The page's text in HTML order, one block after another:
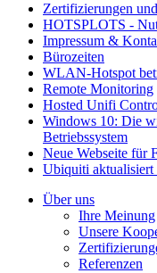
Zertifizierungen
HOTSPLOTS -
Impressum &
Bürozeiten
WLAN-Hotspot
Remote Monitoring
Hosted Unifi
Windows 10: Die
Betriebssystem
Neue Webseite für
Ubiquiti
Über uns
Ihre Meinung
Unsere
Referenzen